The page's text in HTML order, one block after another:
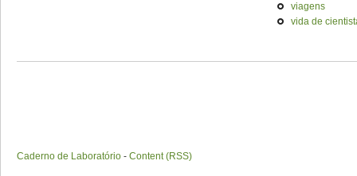
viagens
vida de
Caderno de Laboratório - Content (RSS)